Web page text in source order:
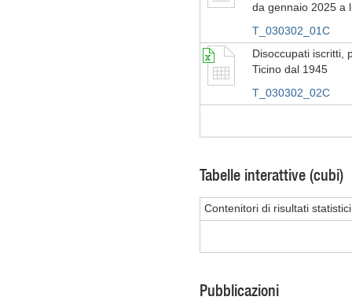
da gennaio 2025 a
T_030302_01C
Disoccupati iscritti,
Ticino dal 1945
T_030302_02C
Tabelle interattive (cubi)
Contenitori di risultati
Pubblicazioni